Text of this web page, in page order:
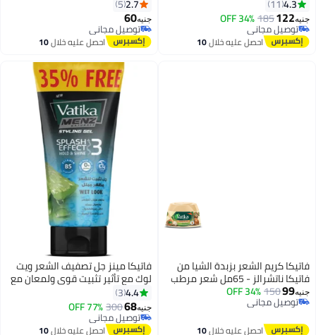
4.3
11
جنيه122
185
34% OFF
توصيل مجاني
توصيل مجانياحصل عليه خلال10
2.7
5
جنيه60
توصيل مجاني
توصيل مجانياحصل عليه خلال10
فاتيكا كريم الشعر بزبدة الشيا من
فاتيكا ناتشرالز - 65مل شعر مرطب
طبيعي
جنيه99
150
34% OFF
توصيل مجاني
توصيل مجاني
احصل عليه خلال10
فاتيكا مينز جل تصفيف الشعر ويت
لوك مع تأثير تثبيت قوي ولمعان مع
خلاصة الصبار - 250 مل
4.4
3
جنيه68
300
77% OFF
توصيل مجاني
تم بيع +10 مؤخرًا
توصيل مجانياحصل عليه خلال10